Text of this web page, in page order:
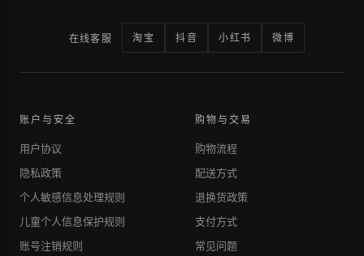
在线客服 淘宝 抖音 小红书 微博
账户与安全
用户协议
隐私政策
个人敏感信息处理规则
儿童个人信息保护规则
账号注销规则
购物与交易
购物流程
配送方式
退换货政策
支付方式
常见问题